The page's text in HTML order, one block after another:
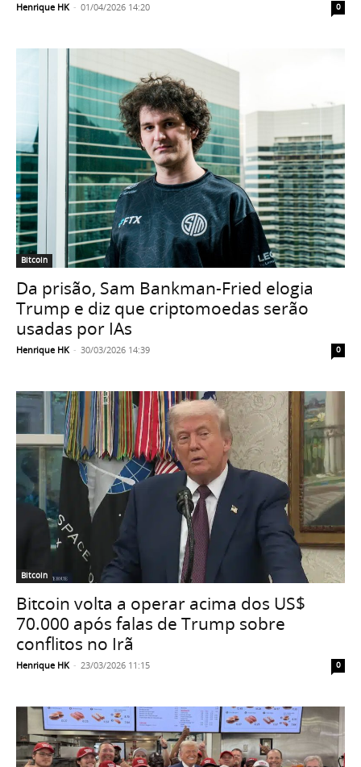
Henrique HK - 01/04/2026 14:20 0
Bitcoin
Da prisão, Sam Bankman-Fried elogia
Trump e diz que criptomoedas serão
usadas por IAs
Henrique HK - 30/03/2026 14:39 0
Bitcoin
Bitcoin volta a operar acima dos US$
70.000 após falas de Trump sobre
conflitos no Irã
Henrique HK - 23/03/2026 11:15 0